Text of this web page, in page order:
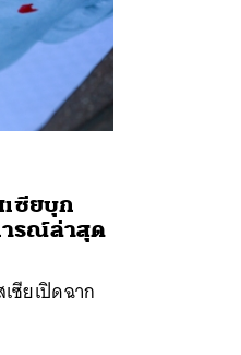
ซียบุก
ารณ์ล่าสุด
ซียเปิดฉาก